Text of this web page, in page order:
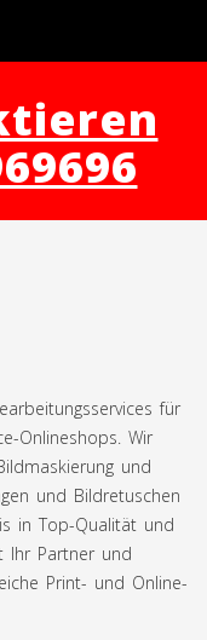
für
Onlineshops. Wir
und
und Bildretuschen
in Top-Qualität und
Ihr Partner und
Print- und Online-